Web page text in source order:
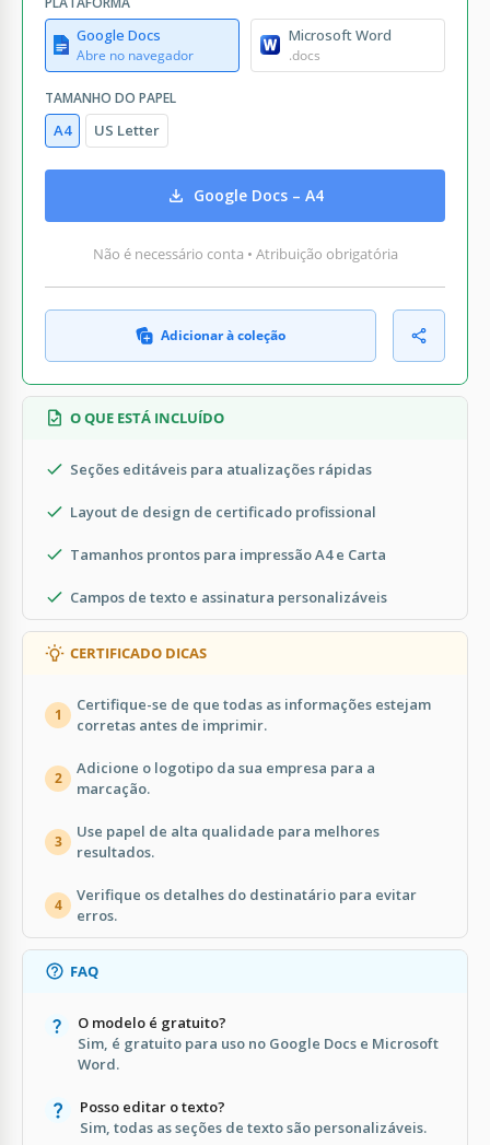
Google Docs
Abre no navegador
Microsoft Word
.docs
TAMANHO DO PAPEL
A4 US Letter
Google Docs – A4
Não é necessário conta • Atribuição obrigatória
Adicionar à coleção
O QUE ESTÁ INCLUÍDO
Seções editáveis para atualizações rápidas
Layout de design de certificado profissional
Tamanhos prontos para impressão A4 e Carta
Campos de texto e assinatura personalizáveis
CERTIFICADO DICAS
1
Certifique-se de que todas as informações estejam
corretas antes de imprimir.
2
Adicione o logotipo da sua empresa para a
marcação.
3
Use papel de alta qualidade para melhores
resultados.
4
Verifique os detalhes do destinatário para evitar
erros.
FAQ
O modelo é gratuito?
Sim, é gratuito para uso no Google Docs e Microsoft
Word.
Posso editar o texto?
Sim, todas as seções de texto são personalizáveis.